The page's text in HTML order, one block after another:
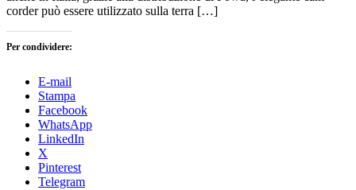
corder può essere utilizzato sulla terra […]
Per condividere:
E-mail
Stampa
Facebook
WhatsApp
LinkedIn
X
Pinterest
Telegram